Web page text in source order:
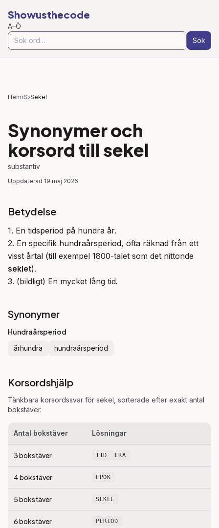
Showusthecode
A–Ö
Sök
Hem›S›Sekel
Synonymer och
korsord till sekel
substantiv
Uppdaterad 19 maj 2026
Betydelse
1. En tidsperiod på hundra år.
2. En specifik hundraårsperiod, ofta räknad från ett
seklet).
3. (bildligt) En mycket lång tid.
Synonymer
Hundraårsperiod
århundra hundraårsperiod
Korsordshjälp
Tänkbara korsordssvar för sekel , sorterade efter exakt antal
bokstäver.
Antal bokstäver Lösningar
3bokstäver TID ERA
4bokstäver EPOK
5bokstäver SEKEL
6bokstäver PERIOD